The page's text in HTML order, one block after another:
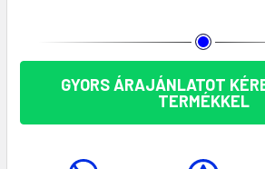
GYORS ÁRAJÁNLATOT
TERMÉKKEL